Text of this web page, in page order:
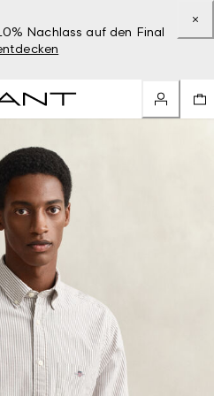
Nachlass auf den Final